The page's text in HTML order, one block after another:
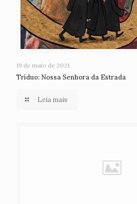
19 de maio de 2021
Tríduo: Nossa Senhora da Estrada
Leia mais